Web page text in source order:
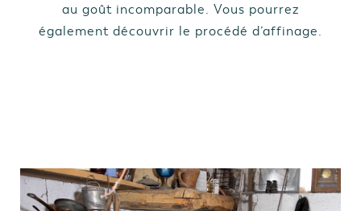
au goût incomparable. Vous pourrez
également découvrir le procédé d’affinage.